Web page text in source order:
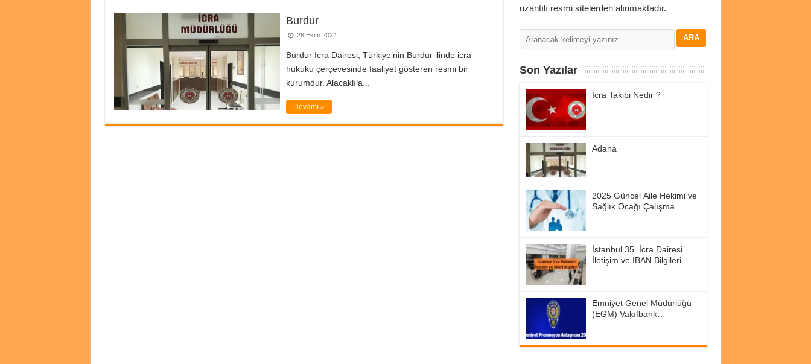
Burdur
28 Ekim 2024
Burdur İcra Dairesi, Türkiye’nin Burdur ilinde icra
hukuku çerçevesinde faaliyet gösteren resmi bir
kurumdur. Alacaklıla...
Devamı »
uzantılı resmi sitelerden alınmaktadır.
Son Yazılar
İcra Takibi Nedir ?
Adana
2025 Güncel Aile Hekimi ve
Sağlık Ocağı Çalışma
İstanbul 35. İcra Dairesi
İletişim ve IBAN Bilgileri
Emniyet Genel Müdürlüğü
(EGM) Vakıfbank